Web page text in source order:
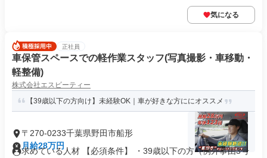
気になる
正社員
車保管スペースでの軽作業スタッフ(写真撮影・車移動・
軽整備)
株式会社エスビーティー
【39歳以下の方向け】未経験OK｜車が好きな方ににオススメ
〒270-0233千葉県野田市船形
月給28万円
求めている人材 【必須条件】 ・39歳以下の方（例外事由3号